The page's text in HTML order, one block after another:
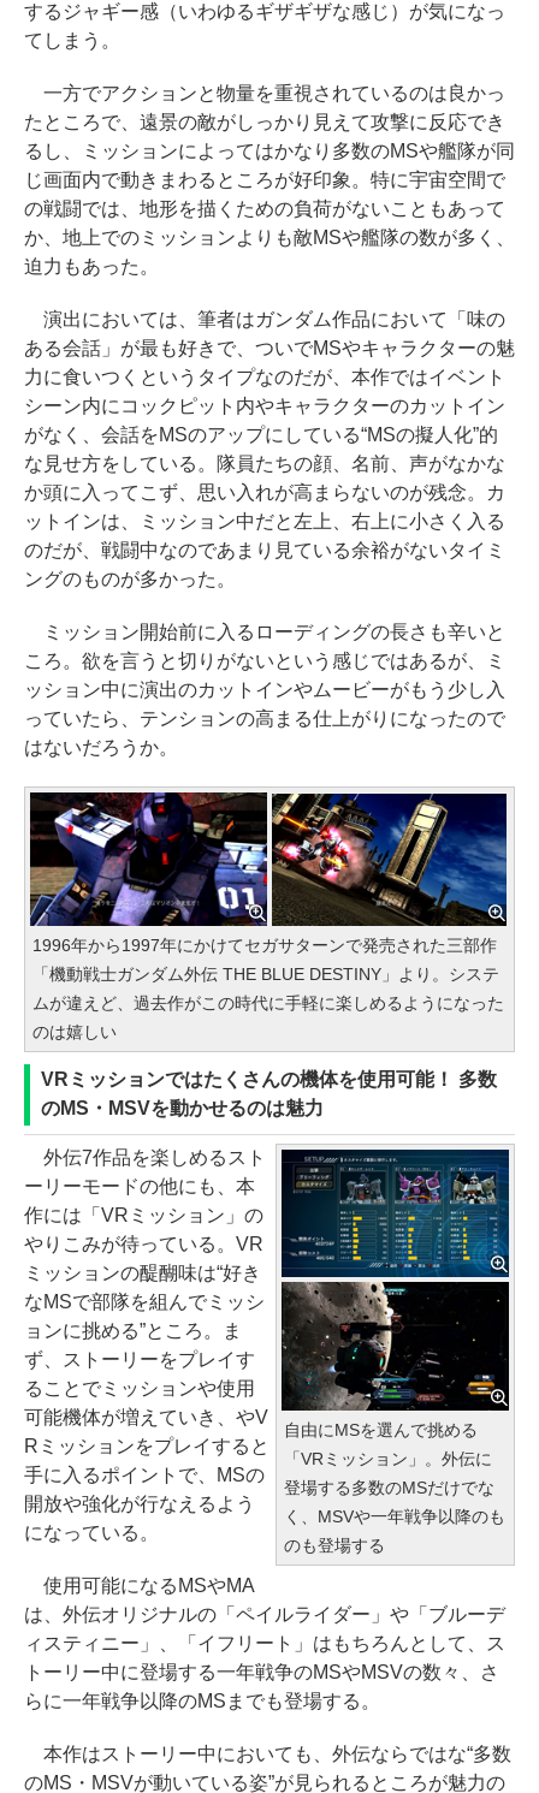
するジャギー感（いわゆるギザギザな感じ）が気になっ
てしまう。
一方でアクションと物量を重視されているのは良かっ
たところで、遠景の敵がしっかり見えて攻撃に反応でき
るし、ミッションによってはかなり多数のMSや艦隊が同
じ画面内で動きまわるところが好印象。特に宇宙空間で
の戦闘では、地形を描くための負荷がないこともあって
か、地上でのミッションよりも敵MSや艦隊の数が多く、
迫力もあった。
演出においては、筆者はガンダム作品において「味の
ある会話」が最も好きで、ついでMSやキャラクターの魅
力に食いつくというタイプなのだが、本作ではイベント
シーン内にコックピット内やキャラクターのカットイン
がなく、会話をMSのアップにしている“MSの擬人化”的
な見せ方をしている。隊員たちの顔、名前、声がなかな
か頭に入ってこず、思い入れが高まらないのが残念。カ
ットインは、ミッション中だと左上、右上に小さく入る
のだが、戦闘中なのであまり見ている余裕がないタイミ
ングのものが多かった。
ミッション開始前に入るローディングの長さも辛いと
ころ。欲を言うと切りがないという感じではあるが、ミ
ッション中に演出のカットインやムービーがもう少し入
っていたら、テンションの高まる仕上がりになったので
はないだろうか。
1996年から1997年にかけてセガサターンで発売された三部作
「機動戦士ガンダム外伝 THE BLUE DESTINY」より。システ
ムが違えど、過去作がこの時代に手軽に楽しめるようになった
のは嬉しい
VRミッションではたくさんの機体を使用可能！ 多数
のMS・MSVを動かせるのは魅力
自由にMSを選んで挑める
「VRミッション」。外伝に
登場する多数のMSだけでな
く、MSVや一年戦争以降のも
のも登場する
外伝7作品を楽しめるスト
ーリーモードの他にも、本
作には「VRミッション」の
やりこみが待っている。VR
ミッションの醍醐味は“好き
なMSで部隊を組んでミッシ
ョンに挑める”ところ。ま
ず、ストーリーをプレイす
ることでミッションや使用
可能機体が増えていき、やV
Rミッションをプレイすると
手に入るポイントで、MSの
開放や強化が行なえるよう
になっている。
使用可能になるMSやMA
は、外伝オリジナルの「ペイルライダー」や「ブルーデ
ィスティニー」、「イフリート」はもちろんとして、ス
トーリー中に登場する一年戦争のMSやMSVの数々、さ
らに一年戦争以降のMSまでも登場する。
本作はストーリー中においても、外伝ならではな“多数
のMS・MSVが動いている姿”が見られるところが魅力の